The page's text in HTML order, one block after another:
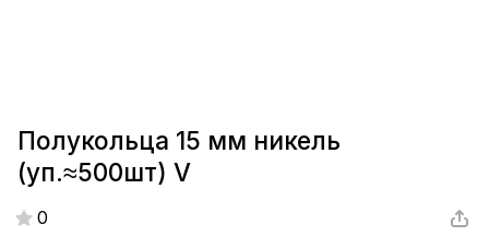
Полукольца 15 мм никель
(уп.≈500шт) V
0